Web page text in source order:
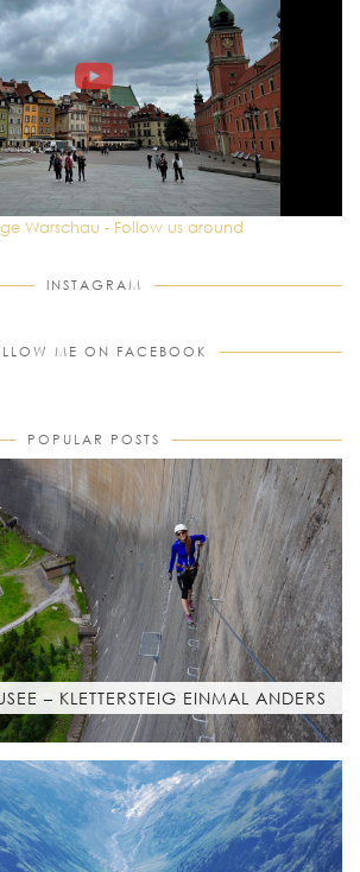
Warschau - Follow us around
INSTAGRAM
ME ON FACEBOOK
POPULAR POSTS
– KLETTERSTEIG EINMAL ANDERS